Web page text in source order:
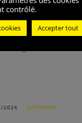
24/07/2024
ce que faire du
2024 RÉPONDRE
contrôlé.
Accepter tout